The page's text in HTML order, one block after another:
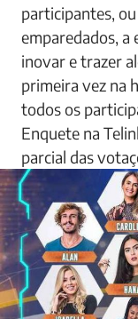
participantes,
emparedados, a
inovar e trazer
primeira vez na
todos os
Enquete na
parcial das